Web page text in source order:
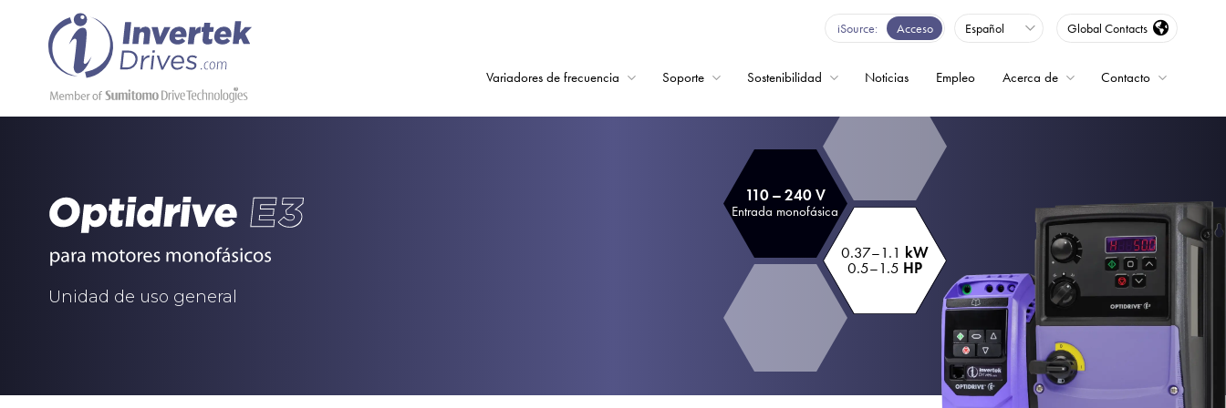
iSource Acceso Español Global Contacts
Variadores de frecuencia Soporte Sostenibilidad Noticias Empleo Acerca de Contacto
Unidad de uso general
110 – 240 V
Entrada monofásica
0.37–1.1 kW
0.5–1.5 HP
Variadores de frecuencia
Soporte
Sostenibilidad
Empleo
Acerca de